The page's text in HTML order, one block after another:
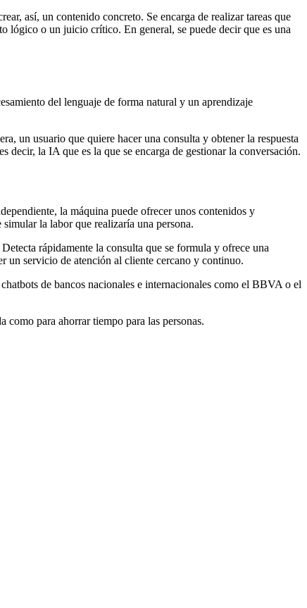
así, un contenido concreto. Se encarga de realizar tareas que
lógico o un juicio crítico. En general, se puede decir que es una
del lenguaje de forma natural y un aprendizaje
un usuario que quiere hacer una consulta y obtener la respuesta
decir, la IA que es la que se encarga de gestionar la conversación.
la máquina puede ofrecer unos contenidos y
la labor que realizaría una persona.
rápidamente la consulta que se formula y ofrece una
un servicio de atención al cliente cercano y continuo.
de bancos nacionales e internacionales como el BBVA o el
para ahorrar tiempo para las personas.